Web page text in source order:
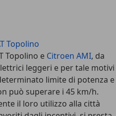
Topolino
Topolino e Citroen AMI, da
leggeri e per tale motivi
limite di potenza e
può superare i 45 km/h.
il loro utilizzo alla città